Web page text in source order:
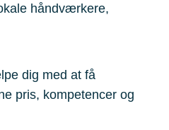
håndværkere,
dig med at få
pris, kompetencer og